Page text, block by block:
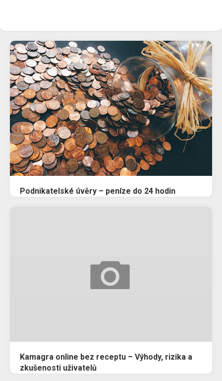
Podnikatelské úvěry – peníze do 24 hodin
Kamagra online bez receptu – Výhody, rizika a
zkušenosti uživatelů